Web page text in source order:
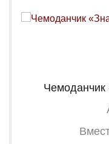
Чемоданчик